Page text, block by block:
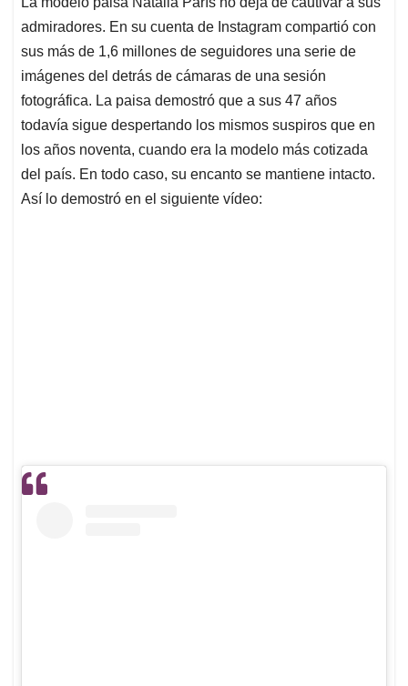
s
A
p
p
b
o
o
k
e
d
I
n
l
a
d
s
admiradores. En su cuenta de Instagram compartió con
sus más de 1,6 millones de seguidores una serie de
imágenes del detrás de cámaras de una sesión
fotográfica. La paisa demostró que a sus 47 años
todavía sigue despertando los mismos suspiros que en
los años noventa, cuando era la modelo más cotizada
del país. En todo caso, su encanto se mantiene intacto.
Así lo demostró en el siguiente vídeo: